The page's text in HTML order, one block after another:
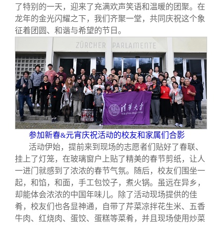
专业委员会
兴趣群体
西南联大校友会
捐赠纪事
捐赠方法
义工计划
《水木清华》
我要订阅
新媒体平台
清华人物
清华故事
青春风采
校友文苑
校友讲坛
校友视界
校友服务
终身学习
信息化服务
三创大赛
实用信息
校友总会
总会简介
会长致辞
总会章程
理事会名单
制度法规
关闭
了特别的一天，迎来了充满欢声笑语和温暖的团聚。在
龙年的金光闪耀之下，我们齐聚一堂，共同庆祝这个象
征着团圆、和谐与希望的节日。
参加新春&元宵庆祝活动的校友和家属们合影
活动伊始，提前来到现场的志愿者们贴好了春联、
挂上了灯笼，在玻璃窗户上贴了精美的春节剪纸，让人
一进门就感到了浓浓的春节气氛。随后，校友们围坐一
起，和馅，和面，手工包饺子，煮火锅。虽远在异乡，
却能体会浓浓的中国年味儿。除了活动现场提供的佳
肴，校友们也各显神通，自带了芹菜凉拌花生米、五香
牛肉、红烧肉、蛋饺、蛋糕等菜肴，并且现场使用炒菜